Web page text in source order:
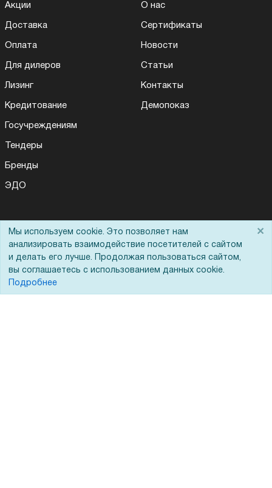
Акции
Доставка
Оплата
Для дилеров
Лизинг
Кредитование
Госучреждениям
Тендеры
Бренды
ЭДО
О нас
Сертификаты
Новости
Статьи
Контакты
Демопоказ
Помощь
Вопрос-ответ
Реквизиты
Мы используем cookie. Это позволяет нам
анализировать взаимодействие посетителей с сайтом
и делать его лучше. Продолжая пользоваться сайтом,
вы соглашаетесь с использованием данных cookie.
Подробнее
×